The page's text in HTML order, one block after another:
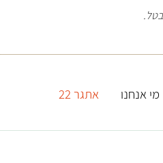
מי אנחנו אתגר 22